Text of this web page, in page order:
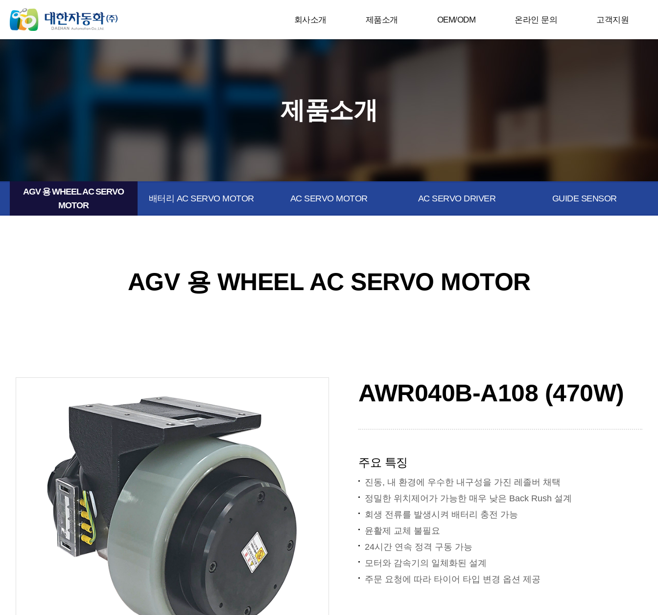
회사소개 제품소개 OEM/ODM 온라인 문의 고객지원
제품소개
AGV 용 WHEEL AC SERVO
MOTOR
배터리 AC SERVO MOTOR AC SERVO MOTOR AC SERVO DRIVER GUIDE SENSOR
AGV 용 WHEEL AC SERVO MOTOR
AWR040B-A108 (470W)
주요 특징
진동, 내 환경에 우수한 내구성을 가진 레졸버 채택
정밀한 위치제어가 가능한 매우 낮은 Back Rush 설계
회생 전류를 발생시켜 배터리 충전 가능
윤활제 교체 불필요
24시간 연속 정격 구동 가능
모터와 감속기의 일체화된 설계
주문 요청에 따라 타이어 타입 변경 옵션 제공